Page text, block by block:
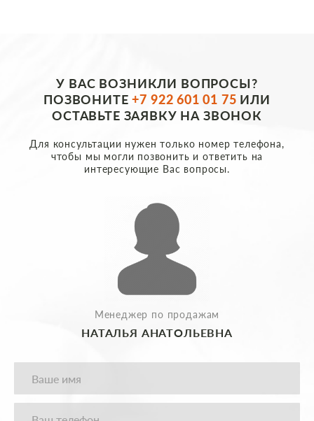
У ВАС ВОЗНИКЛИ ВОПРОСЫ?
ПОЗВОНИТЕ+7 922 601 01 75 ИЛИ
ОСТАВЬТЕ ЗАЯВКУ НА ЗВОНОК
Для консультации нужен только номер телефона,
чтобы мы могли позвонить и ответить на
интересующие Вас вопросы.
Менеджер по продажам
НАТАЛЬЯ АНАТОЛЬЕВНА